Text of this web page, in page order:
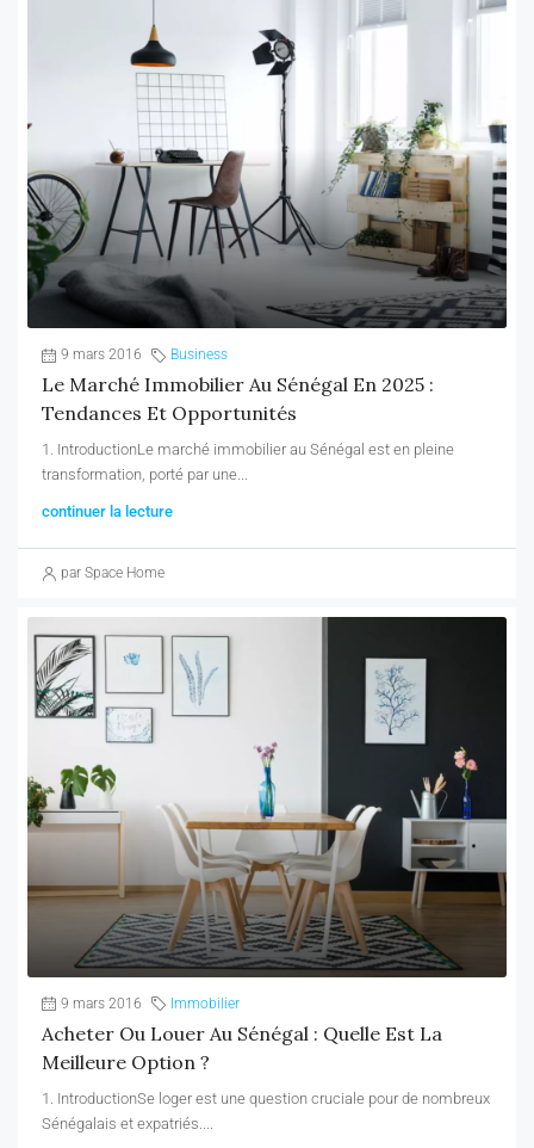
9 mars 2016 Business
Le Marché Immobilier Au Sénégal En 2025 :
Tendances Et Opportunités
1. IntroductionLe marché immobilier au Sénégal est en pleine
transformation, porté par une...
continuer la lecture
par Space Home
9 mars 2016 Immobilier
Acheter Ou Louer Au Sénégal : Quelle Est La
Meilleure Option ?
1. IntroductionSe loger est une question cruciale pour de nombreux
Sénégalais et expatriés....